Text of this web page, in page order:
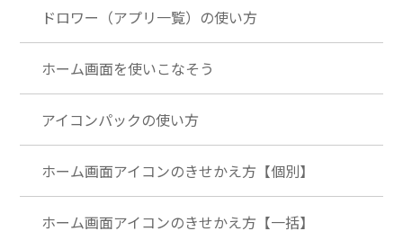
ドロワー（アプリ一覧）の使い方
ホーム画面を使いこなそう
アイコンパックの使い方
ホーム画面アイコンのきせかえ方【個別】
ホーム画面アイコンのきせかえ方【一括】